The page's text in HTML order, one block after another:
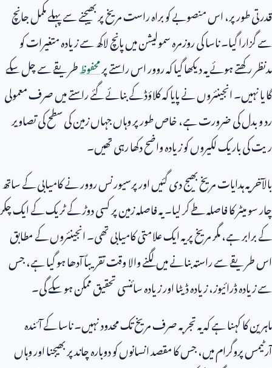
قدرتی طور پر، اس منصوبے کو براہ راست مریخ پر بھیجنے سے پہلے مکمل جانچ
سے گزارا گیا۔ ناسا کی روزمرہ سمولیشن میں پانچ لاکھ سے زیادہ متغیرات کو
مدنظر رکھتے ہوئے یہ دیکھا گیا کہ روور اس راستے پرمحفوظطریقے سے چل سکے
گا یا نہیں۔ انجینئروں نے پایا کہ کلاؤڈ کے بنائے گئے راستے میں صرف معمولی
رد و بدل کی ضرورت ہے، خاص طور پر وہاں جہاں زمین کی سطح کی تصاویر
ریت کی باریک لکیروں کو زیادہ واضح دکھا رہی تھیں۔
بالآخر یہ ہدایات مریخ بھیج دی گئیں اور پرسیورنس روور نے کامیابی کے ساتھ
چار سو میٹر کا فاصلہ طے کر لیا۔ یہ فاصلہ زمین پر کسی دوڑ کے ٹریک کے ایک چکر
کے برابر ہے، مگر مریخ پر یہ ایک علامتی کامیابی تھی۔ انجینئروں کے مطابق
اس طریقے سے راستہ بنانے میں لگنے والا وقت تقریباً آدھا ہو گیا ہے، جس
سے زیادہ ڈرائیوز، زیادہ ڈیٹا اور زیادہ سائنسی تحقیق ممکن ہو سکے گی۔
ماہرین کا کہنا ہے کہ یہ تجربہ صرف مریخ تک محدود نہیں۔ ناسا کے آئندہ
آرٹیمس پروگرام میں، جس کا مقصد انسانوں کو دوبارہ چاند پر بھیجنا اور وہاں